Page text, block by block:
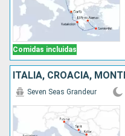
Comidas incluidas
Seven Seas Grandeur